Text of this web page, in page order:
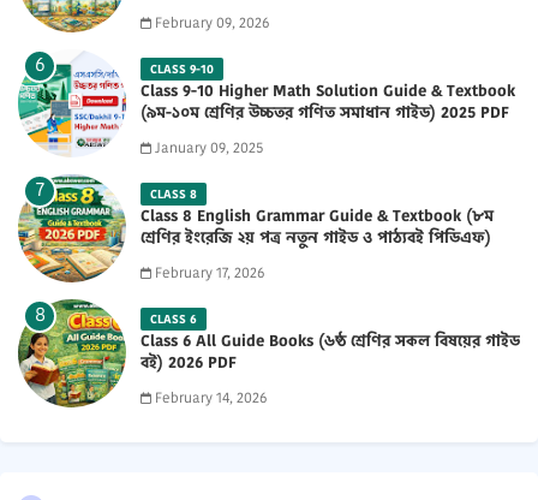
February 09, 2026
CLASS 9-10
Class 9-10 Higher Math Solution Guide & Textbook
(৯ম-১০ম শ্রেণির উচ্চতর গণিত সমাধান গাইড) 2025 PDF
January 09, 2025
CLASS 8
Class 8 English Grammar Guide & Textbook (৮ম
শ্রেণির ইংরেজি ২য় পত্র নতুন গাইড ও পাঠ্যবই পিডিএফ)
February 17, 2026
CLASS 6
Class 6 All Guide Books (৬ষ্ঠ শ্রেণির সকল বিষয়ের গাইড
বই) 2026 PDF
February 14, 2026